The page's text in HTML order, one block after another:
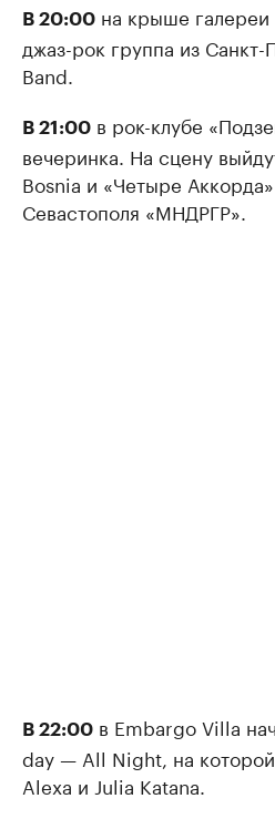
В 20:00 на крыше галереи
джаз-рок группа из
Band.
​В 21:00 в рок-клубе
вечеринка. На сцену
Bosnia и «Четыре
Севастополя «МНДРГР».
В 22:00 в Embargo Villа
day — All Night, на
Alexa и Julia Katana.